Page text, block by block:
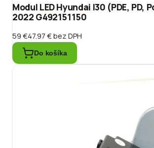
Modul LED Hyundai I30 (PDE, PD,
2022 G492151150
59 €47.97 €bez DPH
Do košíka